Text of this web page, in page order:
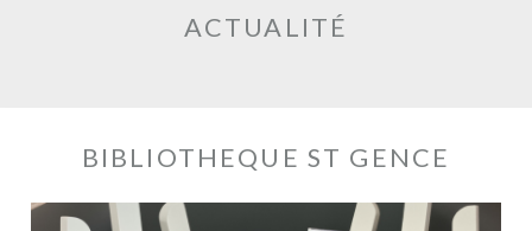
ACTUALITÉ
BIBLIOTHEQUE ST GENCE